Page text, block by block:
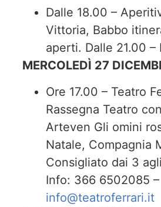
Dalle 18.00 –
Vittoria, Babbo
aperti. Dalle 21.00 –
MERCOLEDÌ 27
Ore 17.00 – Teatro
Rassegna Teatro
Arteven Gli omini
Natale, Compagnia
Consigliato dai 3
Info: 366 6502085 –
info@teatroferrari.it